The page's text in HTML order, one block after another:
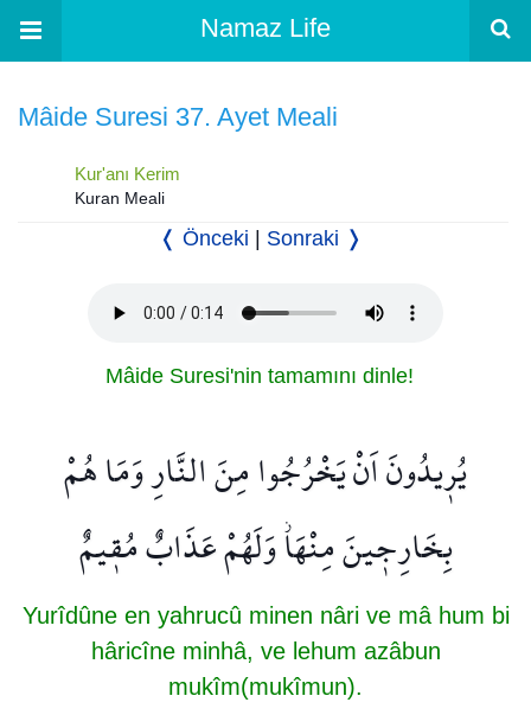
Namaz Life
Mâide Suresi 37. Ayet Meali
Kur'anı Kerim
Kuran Meali
❬ Önceki Sonraki ❭
Mâide Suresi'nin tamamını dinle!
يُر۪يدُونَ اَنْ يَخْرُجُوا مِنَ النَّارِ وَمَا هُمْ
بِخَارِج۪ينَ مِنْهَاۘ وَلَهُمْ عَذَابٌ مُق۪يمٌ
Yurîdûne en yahrucû minen nâri ve mâ hum bi
hâricîne minhâ, ve lehum azâbun
mukîm(mukîmun).